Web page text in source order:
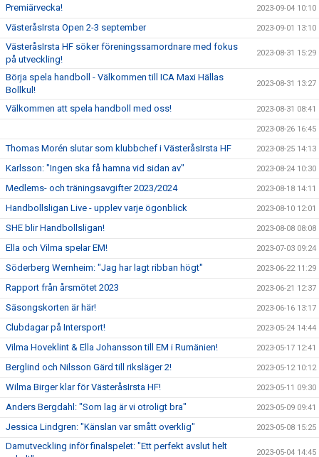
Premiärvecka! 2023-09-04 10:10
VästeråsIrsta Open 2-3 september 2023-09-01 13:10
VästeråsIrsta HF söker föreningssamordnare med fokus
på utveckling!
2023-08-31 15:29
Börja spela handboll - Välkommen till ICA Maxi Hällas
Bollkul!
2023-08-31 13:27
Välkommen att spela handboll med oss! 2023-08-31 08:41
2023-08-26 16:45
Thomas Morén slutar som klubbchef i VästeråsIrsta HF 2023-08-25 14:13
Karlsson: "Ingen ska få hamna vid sidan av" 2023-08-24 10:30
Medlems- och träningsavgifter 2023/2024 2023-08-18 14:11
Handbollsligan Live - upplev varje ögonblick 2023-08-10 12:01
SHE blir Handbollsligan! 2023-08-08 08:08
Ella och Vilma spelar EM! 2023-07-03 09:24
Söderberg Wernheim: "Jag har lagt ribban högt" 2023-06-22 11:29
Rapport från årsmötet 2023 2023-06-21 12:37
Säsongskorten är här! 2023-06-16 13:17
Clubdagar på Intersport! 2023-05-24 14:44
Vilma Hoveklint & Ella Johansson till EM i Rumänien! 2023-05-17 12:41
Berglind och Nilsson Gärd till riksläger 2! 2023-05-12 10:12
Wilma Birger klar för VästeråsIrsta HF! 2023-05-11 09:30
Anders Bergdahl: "Som lag är vi otroligt bra" 2023-05-09 09:41
Jessica Lindgren: "Känslan var smått overklig" 2023-05-08 15:25
Damutveckling inför finalspelet: "Ett perfekt avslut helt
2023-05-04 14:45